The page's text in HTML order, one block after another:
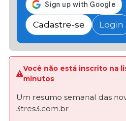
Cadastre-se Login
Você não está inscrito na
minutos
Um resumo semanal das
3tres3.com.br